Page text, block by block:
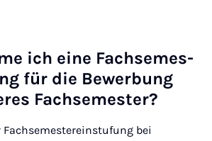
ich ei­ne Fach­se­mes­
für die Be­wer­bung
Fach­se­mes­ter?
bei